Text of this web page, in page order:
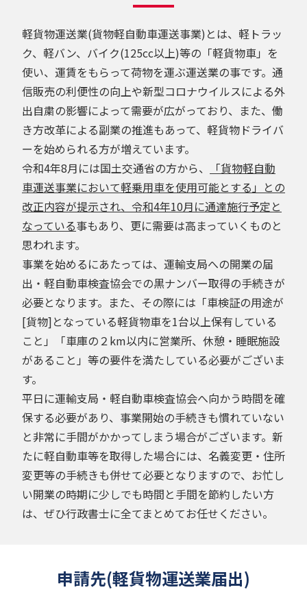
軽貨物運送業(貨物軽自動車運送事業)とは、軽トラッ
ク、軽バン、バイク(125cc以上)等の「軽貨物車」を
使い、運賃をもらって荷物を運ぶ運送業の事です。通
信販売の利便性の向上や新型コロナウイルスによる外
出自粛の影響によって需要が広がっており、また、働
き方改革による副業の推進もあって、軽貨物ドライバ
ーを始められる方が増えています。
令和4年8月には国土交通省の方から、
「貨物軽自動
車運送事業において軽乗用車を使用可能とする」との
改正内容が提示され、令和4年10月に通達施行予定と
なっている事もあり、更に需要は高まっていくものと
思われます。
事業を始めるにあたっては、運輸支局への開業の届
出・軽自動車検査協会での黒ナンバー取得の手続きが
必要となります。また、その際には「車検証の用途が
[貨物]となっている軽貨物車を1台以上保有している
こと」「車庫の２km以内に営業所、休憩・睡眠施設
があること」等の要件を満たしている必要がございま
す。
平日に運輸支局・軽自動車検査協会へ向かう時間を確
保する必要があり、事業開始の手続きも慣れていない
と非常に手間がかかってしまう場合がございます。新
たに軽自動車等を取得した場合には、名義変更・住所
変更等の手続きも併せて必要となりますので、お忙し
い開業の時期に少しでも時間と手間を節約したい方
は、ぜひ行政書士に全てまとめてお任せください。
申請先(軽貨物運送業届出)